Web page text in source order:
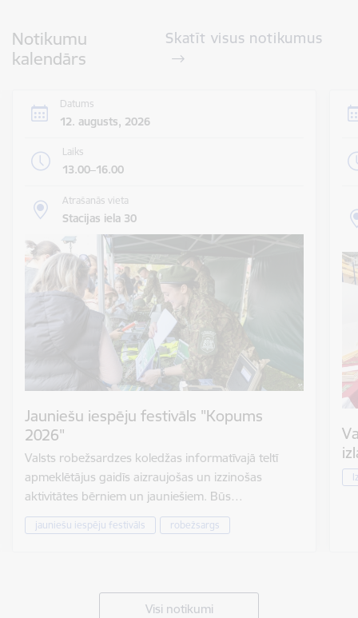
Notikumu
kalendārs
Skatīt visus notikumus
Datums
12. augusts, 2026
Laiks
13.00–16.00
Atrašanās vieta
Stacijas iela 30
Jauniešu iespēju festivāls "Kopums
2026"
Valsts robežsardzes koledžas informatīvajā teltī
apmeklētājus gaidīs aizraujošas un izzinošas
aktivitātes bērniem un jauniešiem. Būs…
jauniešu iespēju festivāls robežsargs
Visi notikumi